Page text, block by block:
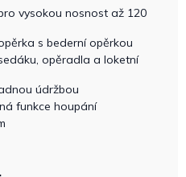
vysokou nosnost až 120
s bederní opěrkou
opěradla a loketní
údržbou
funkce houpání